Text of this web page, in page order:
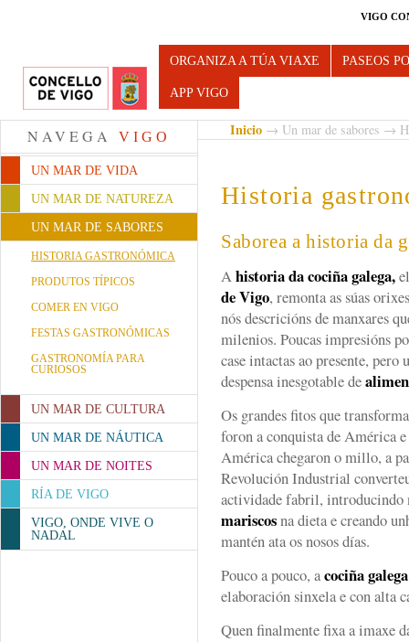
VIGO
Turismo de Vigo
ORGANIZA A TÚA VIAXE PASEOS
APP VIGO
NAVEGA VIGO
UN MAR DE VIDA
UN MAR DE NATUREZA
UN MAR DE SABORES
HISTORIA GASTRONÓMICA
PRODUTOS TÍPICOS
COMER EN VIGO
FESTAS GASTRONÓMICAS
GASTRONOMÍA PARA
CURIOSOS
UN MAR DE CULTURA
UN MAR DE NÁUTICA
UN MAR DE NOITES
RÍA DE VIGO
VIGO, ONDE VIVE O
NADAL
Inicio → Un mar de sabores →
Historia
Saborea a historia da
Ahistoria da cociña galega,
de Vigo, remonta as súas
nós descricións de manxares
milenios. Poucas impresións
case intactas ao presente, pero
despensa inesgotable de
Os grandes fitos que
foron a conquista de América
América chegaron o millo, a
Revolución Industrial
actividade fabril, introducindo
mariscosna dieta e creando
mantén ata os nosos días.
Pouco a pouco, acociña galega
elaboración sinxela e con alta
Quen finalmente fixa a imaxe